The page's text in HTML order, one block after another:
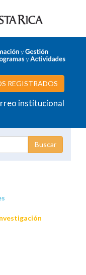
REGISTRADOS
institucional